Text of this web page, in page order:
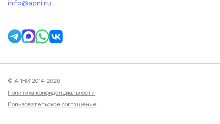
info@apni.ru
© АПНИ 2014-2026
Политика конфиденциальности
Пользовательское соглашение